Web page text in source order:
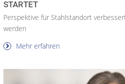
STARTET
Perspektive für Stahlstandort
werden
Mehr erfahren